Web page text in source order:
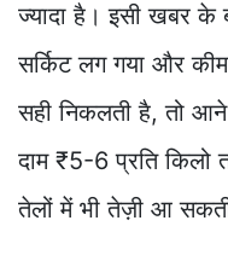
ज्यादा है। इसी खबर के
सर्किट लग गया और
सही निकलती है, तो
दाम ₹5-6 प्रति
तेलों में भी तेज़ी आ